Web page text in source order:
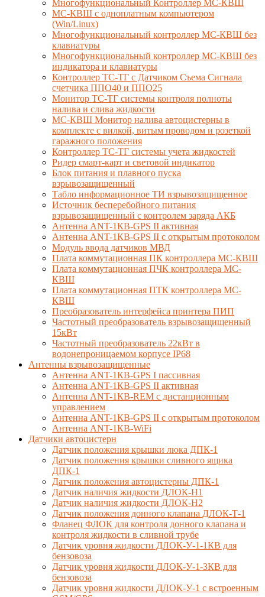
Многофункциональный Контроллер МС-КВШ
МС-КВШ с одноплатным компьютером
(Win/Linux)
Многофункциональный контроллер МС-КВШ без
клавиатуры
Многофункциональный контроллер МС-КВШ без
индикатора и клавиатуры
Контроллер ТС-ТГ с Датчиком Съема Сигнала
счетчика ППО40 и ППО25
Монитор ТС-ТГ системы контроля полноты
налива и слива жидкости
МС-КВШ Монитор налива автоцистерны в
комплекте с вилкой, витым проводом и розеткой
гаражного положения
Контроллер ТС-ТГ системы учета жидкостей
Ридер смарт-карт и световой индикатор
Блок питания и плавного пуска
взрывозащищенный
Табло информационное ТИ взрывозащищенное
Источник бесперебойного питания
взрывозащищенный с контролем заряда АКБ
Антенна ANT-1КВ-GPS II активная
Антенна ANT-1КВ-GPS II с открытым протоколом
Модуль ввода датчиков МВД
Плата коммутационная ПК контроллера МС-КВШ
Плата коммутационная ПЧК контроллера МС-
КВШ
Плата коммутационная ПТК контроллера МС-
КВШ
Преобразователь интерфейса принтера ПИП
Частотный преобразователь взрывозащищенный
15кВт
Частотный преобразователь 22кВт в
водонепроницаемом корпусе IP68
Антенны взрывозащищенные
Антенна ANT-1КВ-GPS I пассивная
Антенна ANT-1КВ-GPS II активная
Антенна ANT-1КВ-REM c дистанционным
управлением
Антенна ANT-1КВ-GPS II с открытым протоколом
Антенна ANT-1КВ-WiFi
Датчики автоцистерн
Датчик положения крышки люка ДПК-1
Датчик положения крышки сливного ящика
ДПК-1
Датчик положения автоцистерны ДПК-1
Датчик наличия жидкости ДЛОК-Н1
Датчик наличия жидкости ДЛОК-Н2
Датчик положения донного клапана ДЛОК-Т-1
Фланец ФЛОК для контроля донного клапана и
контроля жидкости в сливной трубе
Датчик уровня жидкости ДЛОК-У-1-1КВ для
бензовоза
Датчик уровня жидкости ДЛОК-У-1-3КВ для
бензовоза
Датчик уровня жидкости ДЛОК-У-1 с встроенным